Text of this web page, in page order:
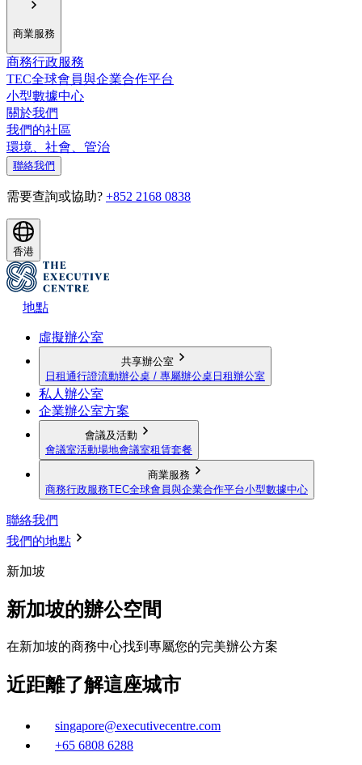
商業服務
商務行政服務
TEC全球會員與企業合作平台
小型數據中心
關於我們
我們的社區
環境、社會、管治
聯絡我們
需要查詢或協助? +852 2168 0838
香港
地點
虛擬辦公室
共享辦公室
日租通行證流動辦公桌 / 專屬辦公桌 日租辦公室
私人辦公室
企業辦公室方案
會議及活動
會議室活動場地會議室租賃套餐
商業服務
商務行政服務TEC全球會員與企業合作平台小型數據中心
聯絡我們
我們的地點
新加坡
新加坡的辦公空間
在新加坡的商務中心找到專屬您的完美辦公方案
近距離了解這座城市
singapore@executivecentre.com
+65 6808 6288